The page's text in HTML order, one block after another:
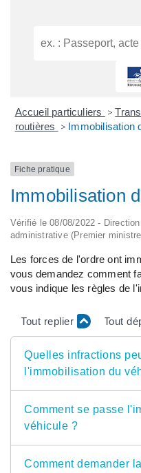
Accueil particuliers >
routières > Immobilisation
Fiche pratique
Immobilisation
Vérifié le 08/08/2022 -
administrative (Premier
Les forces de l'ordre ont
vous demandez comment
vous indique les règles de
Tout replier Tout
Quelles infractions
l'immobilisation du
Comment se passe
véhicule ?
Comment demander